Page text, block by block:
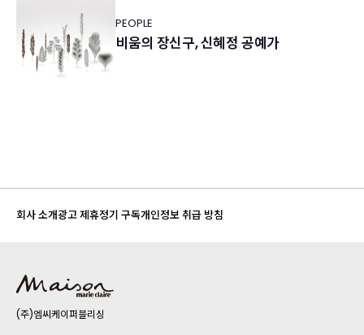
PEOPLE
비움의 장신구, 신혜정 공예가
회사 소개광고 제휴정기 구독개인정보 취급 방침
(주)엠씨케이퍼블리싱